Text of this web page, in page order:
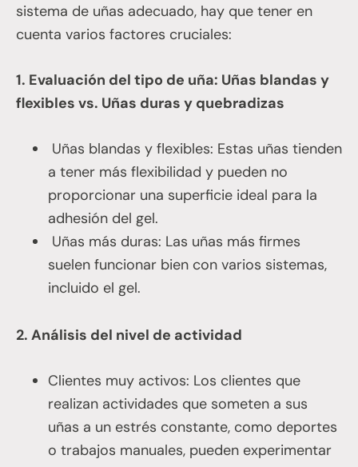
sistema de uñas adecuado, hay que tener en
cuenta varios factores cruciales:
1. Evaluación del tipo de uña: Uñas blandas y
flexibles vs. Uñas duras y quebradizas
Uñas blandas y flexibles: Estas uñas tienden
a tener más flexibilidad y pueden no
proporcionar una superficie ideal para la
adhesión del gel.
Uñas más duras: Las uñas más firmes
suelen funcionar bien con varios sistemas,
incluido el gel.
2. Análisis del nivel de actividad
Clientes muy activos: Los clientes que
realizan actividades que someten a sus
uñas a un estrés constante, como deportes
o trabajos manuales, pueden experimentar